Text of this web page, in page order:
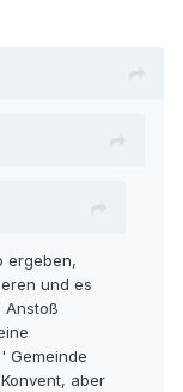
ergeben,
und es
Anstoß
Gemeinde
aber